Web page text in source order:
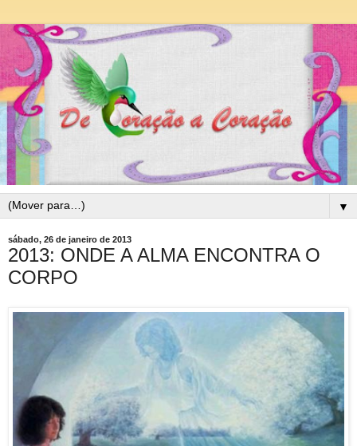
▼
sábado, 26 de janeiro de 2013
2013: ONDE A ALMA ENCONTRA O
CORPO